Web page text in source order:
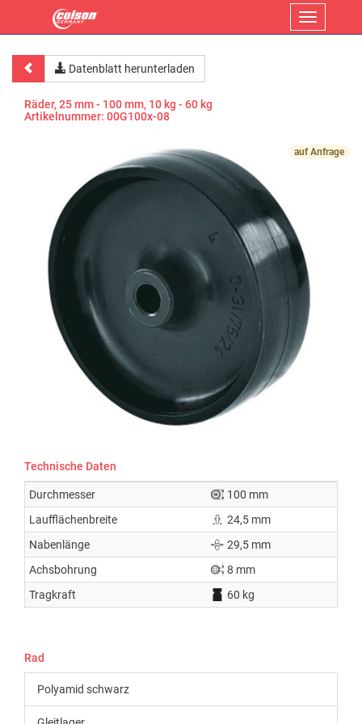
Menü
Datenblatt herunterladen
Räder, 25 mm - 100 mm, 10 kg - 60 kg
Artikelnummer: 00G100x-08
auf Anfrage
Technische Daten
Durchmesser
100 mm
Laufflächenbreite
24,5 mm
Nabenlänge
29,5 mm
Achsbohrung
8 mm
Tragkraft
60 kg
Rad
Polyamid schwarz